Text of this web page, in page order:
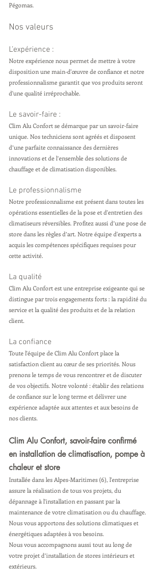
Pégomas.
Nos valeurs
L’expérience :
Notre expérience nous permet de mettre à votre
disposition une main-d'œuvre de confiance et notre
professionnalisme garantit que vos produits seront
d'une qualité irréprochable.
Le savoir-faire :
Clim Alu Confort se démarque par un savoir-faire
unique. Nos techniciens sont agréés et disposent
d’une parfaite connaissance des dernières
innovations et de l’ensemble des solutions de
chauffage et de climatisation disponibles.
Le professionnalisme
Notre professionnalisme est présent dans toutes les
opérations essentielles de la pose et d'entretien des
climatiseurs réversibles. Profitez aussi d’une pose de
store dans les règles d’art. Notre équipe d'experts a
acquis les compétences spécifiques requises pour
cette activité.
La qualité
Clim Alu Confort est une entreprise exigeante qui se
distingue par trois engagements forts : la rapidité du
service et la qualité des produits et de la relation
client.
La confiance
Toute l'équipe de Clim Alu Confort place la
satisfaction client au cœur de ses priorités. Nous
prenons le temps de vous rencontrer et de discuter
de vos objectifs. Notre volonté : établir des relations
de confiance sur le long terme et délivrer une
expérience adaptée aux attentes et aux besoins de
nos clients.
Clim Alu Confort, savoir-faire confirmé
en installation de climatisation, pompe à
chaleur et store
Installée dans les Alpes-Maritimes (6), l'entreprise
assure la réalisation de tous vos projets, du
dépannage à l'installation en passant par la
maintenance de votre climatisation ou du chauffage.
Nous vous apportons des solutions climatiques et
énergétiques adaptées à vos besoins.
Nous vous accompagnons aussi tout au long de
votre projet d’installation de stores intérieurs et
extérieurs.